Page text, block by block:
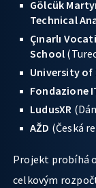
Gölcük
Technical
Çınarlı
School
University of
Fondazione
LudusXR
AŽD (Česká
Projekt probíhá
celkovým